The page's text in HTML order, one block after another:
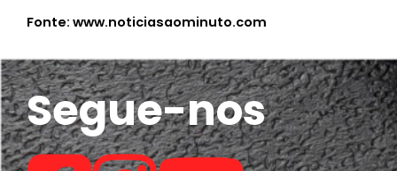
Fonte: www.noticiasaominuto.com
Segue-nos